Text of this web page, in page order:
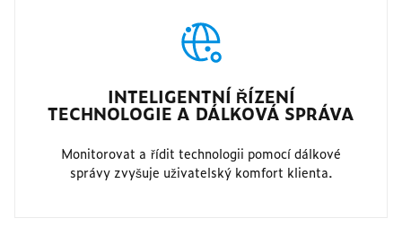
INTELIGENTNÍ ŘÍZENÍ
TECHNOLOGIE A DÁLKOVÁ SPRÁVA
Monitorovat a řídit technologii pomocí dálkové
správy zvyšuje uživatelský komfort klienta.